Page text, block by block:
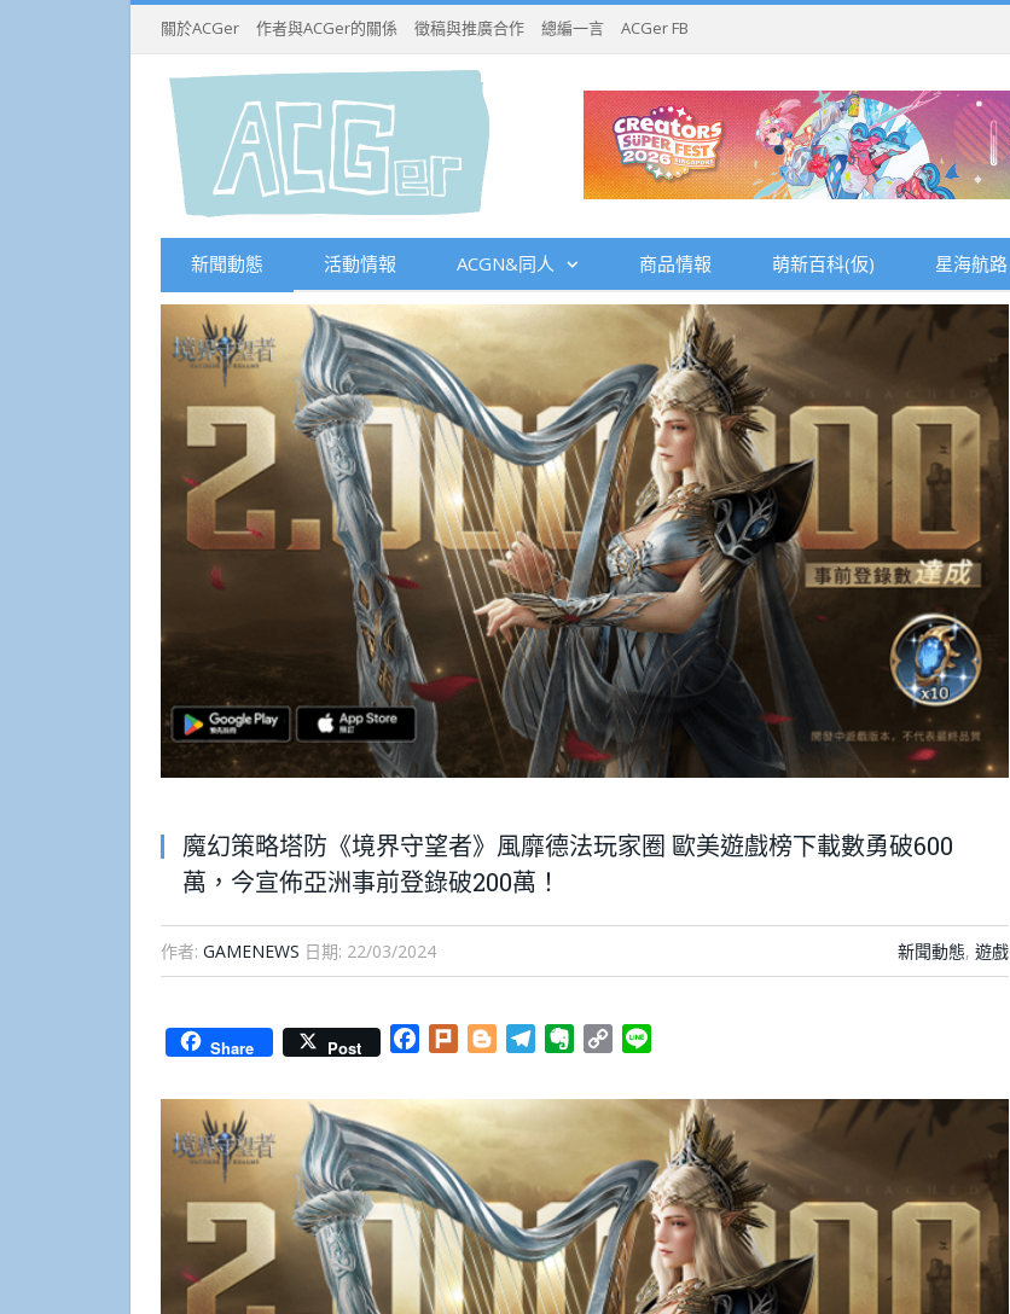
關於ACGer 作者與ACGer的關係 徵稿與推廣合作 總編一言 ACGer FB
新聞動態 活動情報 ACGN&同人 商品情報 萌新百科(仮) 星海航路
魔幻策略塔防《境界守望者》風靡德法玩家圈 歐美遊戲榜下載數勇破600
萬，今宣佈亞洲事前登錄破200萬！
作者: GAMENEWS 日期: 22/03/2024 新聞動態, 遊戲
Share Post Facebook
Plurk BloggerTelegramEvernote
Copy